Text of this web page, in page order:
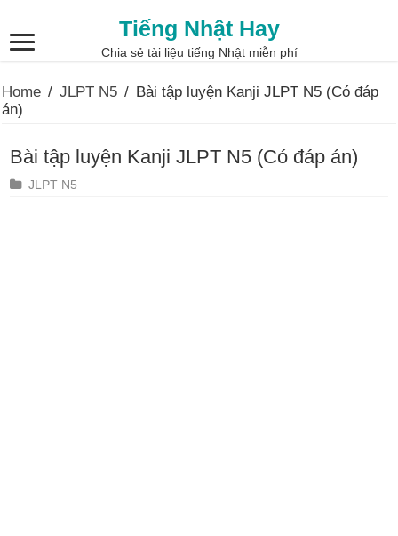
Tiếng Nhật Hay
Chia sẻ tài liệu tiếng Nhật miễn phí
Home / JLPT N5 / Bài tập luyện Kanji JLPT N5 (Có đáp
án)
Bài tập luyện Kanji JLPT N5 (Có đáp án)
JLPT N5